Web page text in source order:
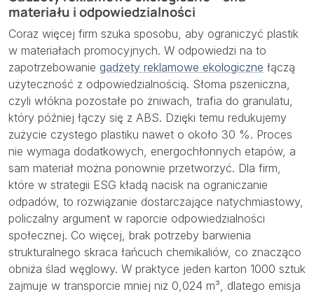
materiału i odpowiedzialności
Coraz więcej firm szuka sposobu, aby ograniczyć plastik
w materiałach promocyjnych. W odpowiedzi na to
zapotrzebowanie gadżety reklamowe ekologiczne łączą
użyteczność z odpowiedzialnością. Słoma pszeniczna,
czyli włókna pozostałe po żniwach, trafia do granulatu,
który później łączy się z ABS. Dzięki temu redukujemy
zużycie czystego plastiku nawet o około 30 %. Proces
nie wymaga dodatkowych, energochłonnych etapów, a
sam materiał można ponownie przetworzyć. Dla firm,
które w strategii ESG kładą nacisk na ograniczanie
odpadów, to rozwiązanie dostarczające natychmiastowy,
policzalny argument w raporcie odpowiedzialności
społecznej. Co więcej, brak potrzeby barwienia
strukturalnego skraca łańcuch chemikaliów, co znacząco
obniża ślad węglowy. W praktyce jeden karton 1000 sztuk
zajmuje w transporcie mniej niż 0,024 m³, dlatego emisja